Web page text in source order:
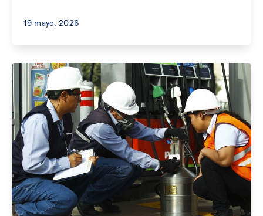
19 mayo, 2026